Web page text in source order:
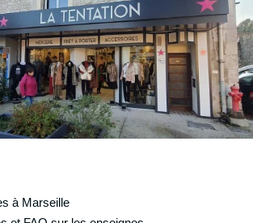
à Marseille